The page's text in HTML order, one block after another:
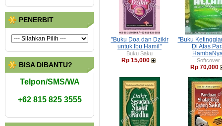
PENERBIT
BISA DIBANTU?
Telpon/SMS/WA
+62 815 825 3555
"Buku Doa dan Dzikir
untuk Ibu Hamil"
Buku Saku
Rp 15,000
"Buku
Di Atas
Softcover
Rp 70,000